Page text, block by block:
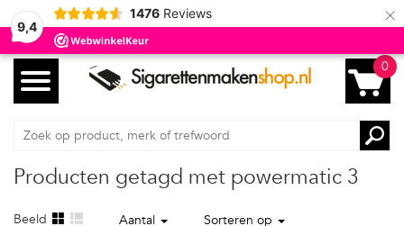
9,4
1476 Reviews ×
0
Producten getagd met powermatic 3
Beeld Aantal Sorteren op